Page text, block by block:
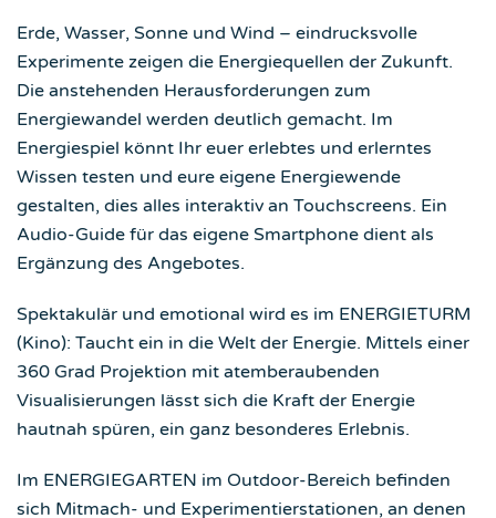
Erde, Wasser, Sonne und Wind – eindrucksvolle
Experimente zeigen die Energiequellen der Zukunft.
Die anstehenden Herausforderungen zum
Energiewandel werden deutlich gemacht. Im
Energiespiel könnt Ihr euer erlebtes und erlerntes
Wissen testen und eure eigene Energiewende
gestalten, dies alles interaktiv an Touchscreens. Ein
Audio-Guide für das eigene Smartphone dient als
Ergänzung des Angebotes.
Spektakulär und emotional wird es im ENERGIETURM
(Kino): Taucht ein in die Welt der Energie. Mittels einer
360 Grad Projektion mit atemberaubenden
Visualisierungen lässt sich die Kraft der Energie
hautnah spüren, ein ganz besonderes Erlebnis.
Im ENERGIEGARTEN im Outdoor-Bereich befinden
sich Mitmach- und Experimentierstationen, an denen